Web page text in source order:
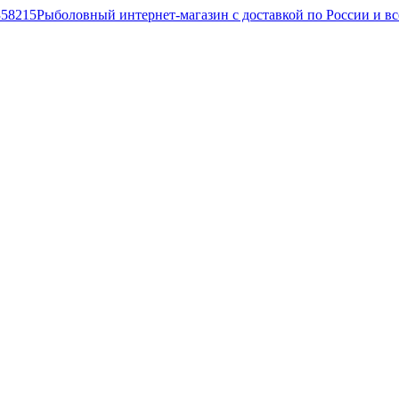
Рыболовный интернет-магазин с доставкой по России и